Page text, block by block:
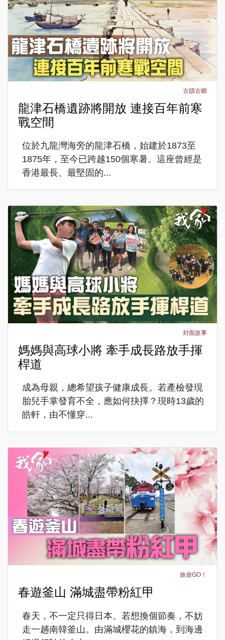
古蹟古鄉
龍津石橋遺跡將開放 連接百年前寒
戰空間
位於九龍灣海旁的龍津石橋，始建於1873至
1875年，至今已跨越150個寒暑。這座曾經是
香港最長、最堅固的...
封面故事
媽媽與高球小將 牽手成長路放手揮
桿道
成為母親，總希望孩子健康成長。若產檢發現
胎兒手掌發育不全，應如何抉擇？現時13歲的
皓軒，由不懂穿...
旅遊GO！
春遊釜山 滿城盡帶粉紅甲
春天，不一定只得日本。若想換個節奏，不妨
走一趟南韓釜山。由滿城櫻花的鎮海，到海邊